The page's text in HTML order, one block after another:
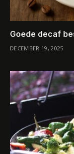
Goede decaf
DECEMBER 19, 2025